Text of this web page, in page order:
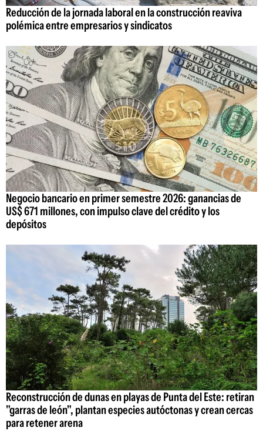
Reducción de la jornada laboral en la construcción reaviva
polémica entre empresarios y sindicatos
Negocio bancario en primer semestre 2026: ganancias de
US$ 671 millones, con impulso clave del crédito y los
depósitos
Reconstrucción de dunas en playas de Punta del Este: retiran
"garras de león", plantan especies autóctonas y crean cercas
para retener arena